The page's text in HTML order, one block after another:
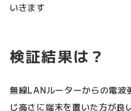
いきます
検証結果は？
無線LANルーターからの電波
じ高さに端末を置いた方が